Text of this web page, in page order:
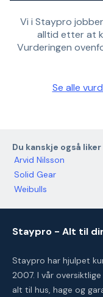
Vi i Staypro
alltid etter at
Vurderingen
Se alle
Du kanskje også liker
Arvid Nilsson
Solid Gear
Weibulls
Staypro - Alt til
Staypro har hjulpet
2007. I vår
alt til hus, hage og